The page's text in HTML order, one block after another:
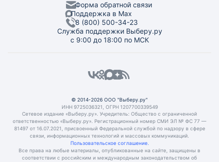
Форма обратной связи
Поддержка в Max
8 (800) 500-34-23
Служба поддержки Выберу.ру
с 9:00 до 18:00 по МСК
© 2014-2026 ООО "Выберу.ру"
ИНН 9725036321, ОГРН 1207700339549
Сетевое издание «Выберу.ру». Учредитель: Общество с ограниченной
ответственностью «Выберу.ру». Регистрационный номер СМИ ЭЛ № ФС 77 —
81497 от 16.07.2021, присвоенный Федеральной службой по надзору в сфере
связи, информационных технологий и массовых коммуникаций.
Пользовательское соглашение.
Все права на любые материалы, опубликованные на сайте, защищены в
соответствии с российским и международным законодательством об